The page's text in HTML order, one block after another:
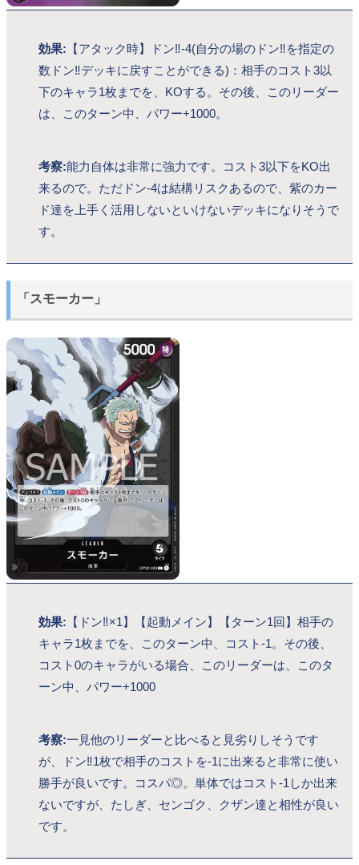
効果: 【アタック時】ドン‼-4(自分の場のドン‼を指定の
数ドン‼デッキに戻すことができる)：相手のコスト3以
下のキャラ1枚までを、KOする。その後、このリーダー
は、このターン中、パワー+1000。
考察:能力自体は非常に強力です。コスト3以下をKO出
来るので。ただドン-4は結構リスクあるので、紫のカー
ド達を上手く活用しないといけないデッキになりそうで
す。
「スモーカー」
効果: 【ドン‼×1】【起動メイン】【ターン1回】相手の
キャラ1枚までを、このターン中、コスト-1。その後、
コスト0のキャラがいる場合、このリーダーは、このタ
ーン中、パワー+1000
考察:一見他のリーダーと比べると見劣りしそうです
が、ドン‼1枚で相手のコストを-1に出来ると非常に使い
勝手が良いです。コスパ◎。単体ではコスト-1しか出来
ないですが、たしぎ、センゴク、クザン達と相性が良い
です。